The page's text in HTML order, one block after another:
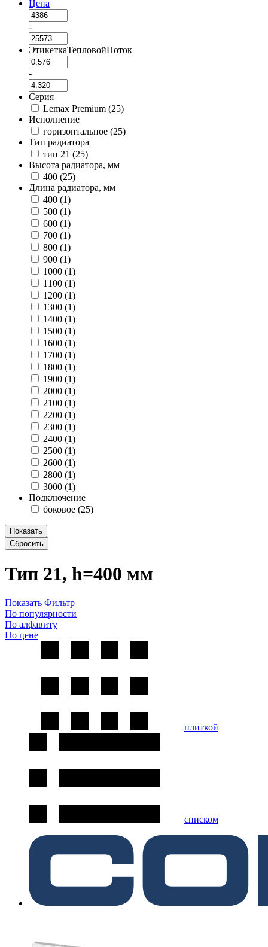
Цена
-
ЭтикеткаТепловойПоток
-
Серия
Lemax Premium (25)
Исполнение
горизонтальное (25)
Тип радиатора
тип 21 (25)
Высота радиатора, мм
400 (25)
Длина радиатора, мм
400 (1)
500 (1)
600 (1)
700 (1)
800 (1)
900 (1)
1000 (1)
1100 (1)
1200 (1)
1300 (1)
1400 (1)
1500 (1)
1600 (1)
1700 (1)
1800 (1)
1900 (1)
2000 (1)
2100 (1)
2200 (1)
2300 (1)
2400 (1)
2500 (1)
2600 (1)
2800 (1)
3000 (1)
Подключение
боковое (25)
Показать
Сбросить
Тип 21, h=400 мм
Показать Фильтр
По популярности
По алфавиту
По цене
плиткой
списком